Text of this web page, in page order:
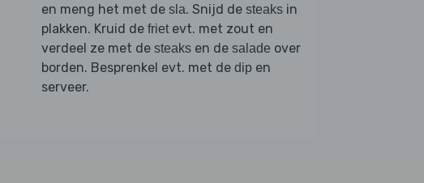
en meng het met de sla. Snijd de steaks in
plakken. Kruid de friet evt. met zout en
verdeel ze met de steaks en de salade over
borden. Besprenkel evt. met de dip en
serveer.